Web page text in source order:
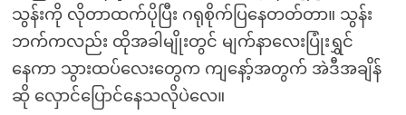
သွန်းကို လိုတာထက်ပိုပြီး ဂရုစိုက်ပြနေတတ်တာ။ သွန်း
ဘက်ကလည်း ထိုအခါမျိုးတွင် မျက်နာလေးပြုံးရွှင်
နေကာ သွားထပ်လေးတွေက ကျနော့်အတွက် အဲဒီအချိန်
ဆို လှောင်ပြောင်နေသလိုပဲလေ။